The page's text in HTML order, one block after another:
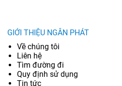
GIỚI THIỆU NGÂN PHÁT
Về chúng tôi
Liên hệ
Tìm đường đi
Quy định sử dụng
Tin tức